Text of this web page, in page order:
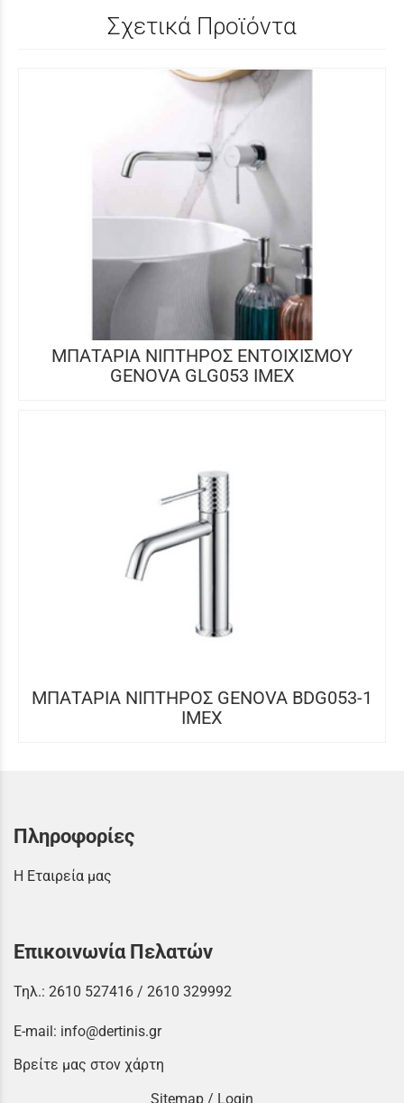
Σχετικά Προϊόντα
ΜΠΑΤΑΡΙΑ ΝΙΠΤΗΡΟΣ ΕΝΤΟΙΧΙΣΜΟΥ
GENOVA GLG053 IMEX
ΜΠΑΤΑΡΙΑ ΝΙΠΤΗΡΟΣ GENOVA BDG053-1
IMEX
Πληροφορίες
Η Εταιρεία μας
Επικοινωνία Πελατών
Τηλ.: 2610 527416 / 2610 329992
E-mail: info@dertinis.gr
Βρείτε μας στον χάρτη
Sitemap / Login